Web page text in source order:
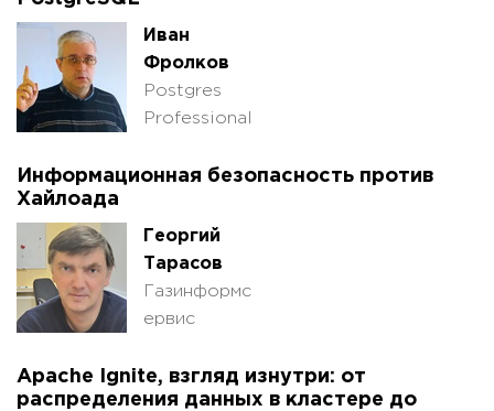
Иван
Фролков
Postgres
Professional
Информационная безопасность против
Хайлоада
Георгий
Тарасов
Газинформс
ервис
Apache Ignite, взгляд изнутри: от
распределения данных в кластере до